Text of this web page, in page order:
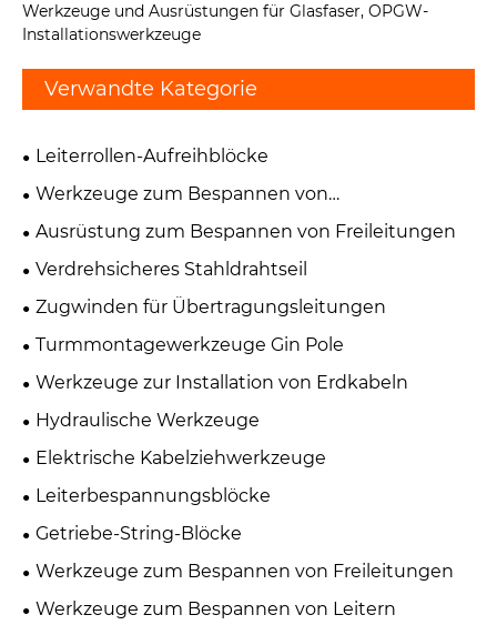
Werkzeuge und Ausrüstungen für Glasfaser, OPGW-
Installationswerkzeuge
Verwandte Kategorie
Leiterrollen-Aufreihblöcke
Werkzeuge zum Bespannen von
Übertragungsleitungen
Ausrüstung zum Bespannen von Freileitungen
Verdrehsicheres Stahldrahtseil
Zugwinden für Übertragungsleitungen
Turmmontagewerkzeuge Gin Pole
Werkzeuge zur Installation von Erdkabeln
Hydraulische Werkzeuge
Elektrische Kabelziehwerkzeuge
Leiterbespannungsblöcke
Getriebe-String-Blöcke
Werkzeuge zum Bespannen von Freileitungen
Werkzeuge zum Bespannen von Leitern